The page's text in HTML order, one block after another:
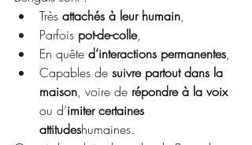
Très attachés à leur humain,
Parfois pot-de-colle,
En quête d’interactions permanentes,
Capables de suivre partout dans la
maison, voire de répondre à la voix
ou d’imiter certaines
attitudeshumaines.